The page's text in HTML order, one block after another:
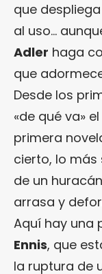
que
al uso…
Adler haga
que
Desde los
«de qué va»
primera
cierto, lo más
de un
arrasa y
Aquí hay una
Ennis, que
la ruptura de